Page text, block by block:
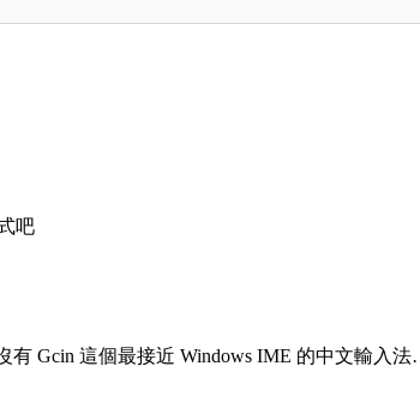
吧
Gcin 這個最接近 Windows IME 的中文輸入